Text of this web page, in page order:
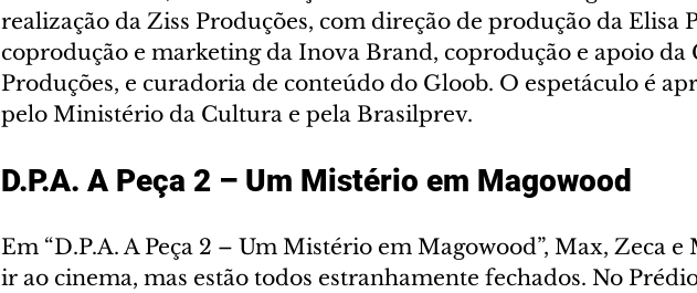
realização da Ziss Produções, com direção de produção da Elisa
coprodução e marketing da Inova Brand, coprodução e apoio da
Produções, e curadoria de conteúdo do Gloob. O espetáculo é
pelo Ministério da Cultura e pela Brasilprev.
D.P.A. A Peça 2 – Um Mistério em Magowood
Em “D.P.A. A Peça 2 – Um Mistério em Magowood”, Max, Zeca
ir ao cinema, mas estão todos estranhamente fechados. No